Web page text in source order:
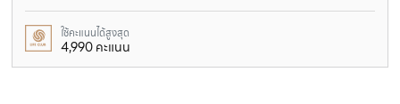
ใช้คะแนนได้สูงสุด
4,990 คะแนน